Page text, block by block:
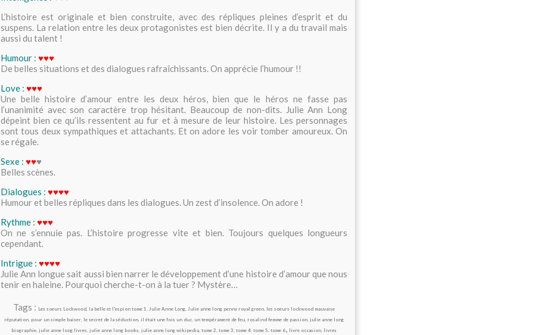
L’histoire est originale et bien construite, avec des répliques pleines d’esprit et du
suspens. La relation entre les deux protagonistes est bien décrite. Il y a du travail mais
aussi du talent !
Humour : ♥♥♥
De belles situations et des dialogues rafraîchissants. On apprécie l’humour !!
Love : ♥♥♥
Une belle histoire d’amour entre les deux héros, bien que le héros ne fasse pas
l’unanimité avec son caractère trop hésitant. Beaucoup de non-dits. Julie Ann Long
dépeint bien ce qu’ils ressentent au fur et à mesure de leur histoire. Les personnages
sont tous deux sympathiques et attachants. Et on adore les voir tomber amoureux. On
se régale.
Sexe : ♥♥♥
Belles scènes.
Dialogues : ♥♥♥♥
Humour et belles répliques dans les dialogues. Un zest d’insolence. On adore !
Rythme : ♥♥♥
On ne s’ennuie pas. L’histoire progresse vite et bien. Toujours quelques longueurs
cependant.
Intrigue : ♥♥♥♥
Julie Ann longue sait aussi bien narrer le développement d’une histoire d’amour que nous
tenir en haleine. Pourquoi cherche-t-on à la tuer ? Mystère…
Tags : Les soeurs Lockwood, la belle et l'espion tome 1, Julie Anne Long, Julie anne long penny royal green, les soeurs lockwood mauvaise
réputation, pour un simple baiser, le secret de la séduction, il était une fois un duc, un tempérament de feu, rosalind femme de passion, julie anne long
biographie, julie anne long livres, julie anne long books, julie anne long wikipedia, tome 2, tome 3, tome 4, tome 5, tome 6, livre occasion, livres